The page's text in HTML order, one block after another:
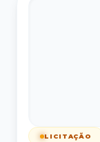
LICITAÇÃO